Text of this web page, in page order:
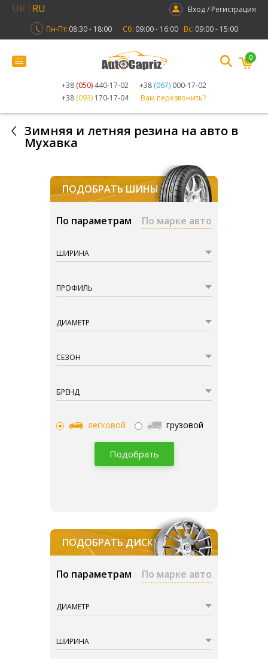
UK RU
Вход / Регистрация
Пн-Пт: 08:30 - 18:00 Сб: 09:00 - 16:00 Вс: 09:00 - 15:00
+38 (050) 440-17-02 +38 (067) 000-17-02
+38 (093) 170-17-04 Вам перезвонить?
0
Зимняя и летняя резина на авто в
Мухавка
ПОДОБРАТЬ ШИНЫ
По параметрам По марке авто
ШИРИНА
ПРОФИЛЬ
ДИАМЕТР
СЕЗОН
БРЕНД
легковой грузовой
Подобрать
ПОДОБРАТЬ ДИСКИ
По параметрам По марке авто
ДИАМЕТР
ШИРИНА